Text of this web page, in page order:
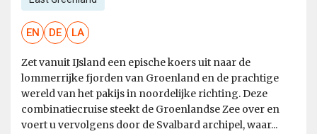
EN DE LA
Zet vanuit IJsland een epische koers uit naar de
lommerrijke fjorden van Groenland en de prachtige
wereld van het pakijs in noordelijke richting. Deze
combinatiecruise steekt de Groenlandse Zee over en
voert u vervolgens door de Svalbard archipel, waar...